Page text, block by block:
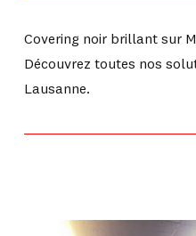
Covering noir brillant sur
Découvrez toutes nos
Lausanne.